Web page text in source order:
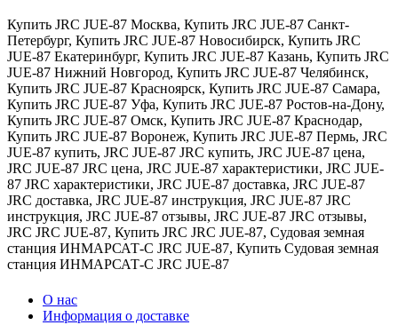
Купить JRC JUE-87 Москва, Купить JRC JUE-87 Санкт-
Петербург, Купить JRC JUE-87 Новосибирск, Купить JRC
JUE-87 Екатеринбург, Купить JRC JUE-87 Казань, Купить JRC
JUE-87 Нижний Новгород, Купить JRC JUE-87 Челябинск,
Купить JRC JUE-87 Красноярск, Купить JRC JUE-87 Самара,
Купить JRC JUE-87 Уфа, Купить JRC JUE-87 Ростов-на-Дону,
Купить JRC JUE-87 Омск, Купить JRC JUE-87 Краснодар,
Купить JRC JUE-87 Воронеж, Купить JRC JUE-87 Пермь, JRC
JUE-87 купить, JRC JUE-87 JRC купить, JRC JUE-87 цена,
JRC JUE-87 JRC цена, JRC JUE-87 характеристики, JRC JUE-
87 JRC характеристики, JRC JUE-87 доставка, JRC JUE-87
JRC доставка, JRC JUE-87 инструкция, JRC JUE-87 JRC
инструкция, JRC JUE-87 отзывы, JRC JUE-87 JRC отзывы,
JRC JRC JUE-87, Купить JRC JRC JUE-87, Судовая земная
станция ИНМАРСАТ-С JRC JUE-87, Купить Судовая земная
станция ИНМАРСАТ-С JRC JUE-87
О нас
Информация о доставке